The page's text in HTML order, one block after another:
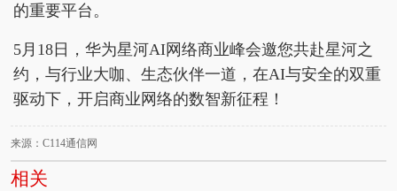
的重要平台。
5月18日，华为星河AI网络商业峰会邀您共赴星河之
约，与行业大咖、生态伙伴一道，在AI与安全的双重
驱动下，开启商业网络的数智新征程！
来源：C114通信网
相关